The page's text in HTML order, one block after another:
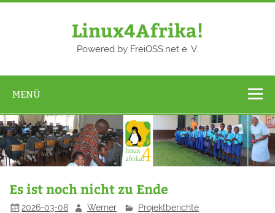
Zum
Linux4Afrika!
Powered by FreiOSS.net e. V.
MENÜ
Es ist noch nicht zu Ende
2026-03-08 Werner Projektberichte